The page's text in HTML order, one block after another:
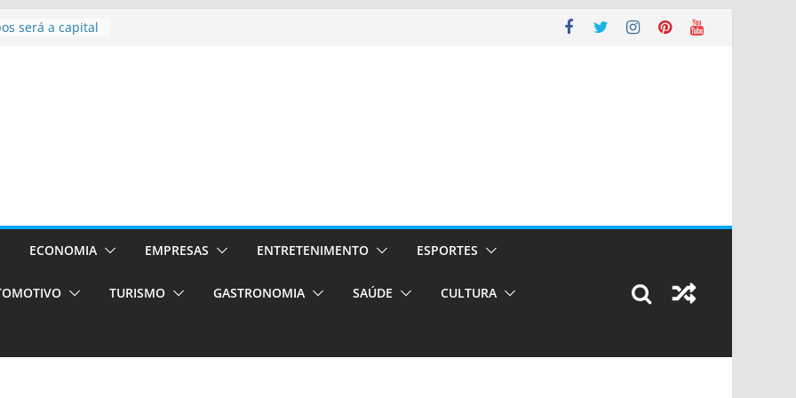
o segundo
volta!
Orientados
de transfer,
ECONOMIA EMPRESAS ENTRETENIMENTO ESPORTES
TURISMO GASTRONOMIA SAÚDE CULTURA